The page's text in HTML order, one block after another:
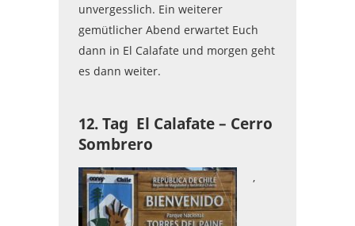
unvergesslich. Ein weiterer
gemütlicher Abend erwartet Euch
dann in El Calafate und morgen geht
es dann weiter.
12. Tag El Calafate – Cerro
Sombrero
,